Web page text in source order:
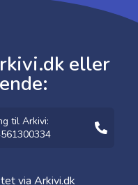
eller
til Arkivi:
via Arkivi.dk